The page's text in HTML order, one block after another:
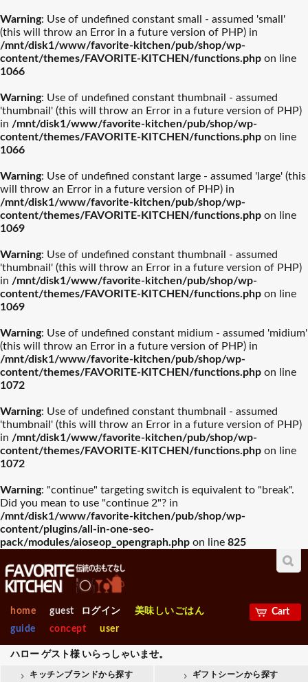
Warning: Use of undefined constant small - assumed 'small'
(this will throw an Error in a future version of PHP) in
/mnt/disk1/www/favorite-kitchen/pub/shop/wp-
content/themes/FAVORITE-KITCHEN/functions.php on line
1066
Warning: Use of undefined constant thumbnail - assumed
'thumbnail' (this will throw an Error in a future version of PHP)
in /mnt/disk1/www/favorite-kitchen/pub/shop/wp-
content/themes/FAVORITE-KITCHEN/functions.php on line
1066
Warning: Use of undefined constant large - assumed 'large' (this
will throw an Error in a future version of PHP) in
/mnt/disk1/www/favorite-kitchen/pub/shop/wp-
content/themes/FAVORITE-KITCHEN/functions.php on line
1069
Warning: Use of undefined constant thumbnail - assumed
'thumbnail' (this will throw an Error in a future version of PHP)
in /mnt/disk1/www/favorite-kitchen/pub/shop/wp-
content/themes/FAVORITE-KITCHEN/functions.php on line
1069
Warning: Use of undefined constant midium - assumed 'midium'
(this will throw an Error in a future version of PHP) in
/mnt/disk1/www/favorite-kitchen/pub/shop/wp-
content/themes/FAVORITE-KITCHEN/functions.php on line
1072
Warning: Use of undefined constant thumbnail - assumed
'thumbnail' (this will throw an Error in a future version of PHP)
in /mnt/disk1/www/favorite-kitchen/pub/shop/wp-
content/themes/FAVORITE-KITCHEN/functions.php on line
1072
Warning: "continue" targeting switch is equivalent to "break".
Did you mean to use "continue 2"? in
/mnt/disk1/www/favorite-kitchen/pub/shop/wp-
content/plugins/all-in-one-seo-
pack/modules/aioseop_opengraph.php on line 825
home guest ログイン
美味しいごはん
guide
concept user
ハロー ゲスト様いらっしゃいませ。
Cart
キッチンブランドから探す ギフトシーンから探す